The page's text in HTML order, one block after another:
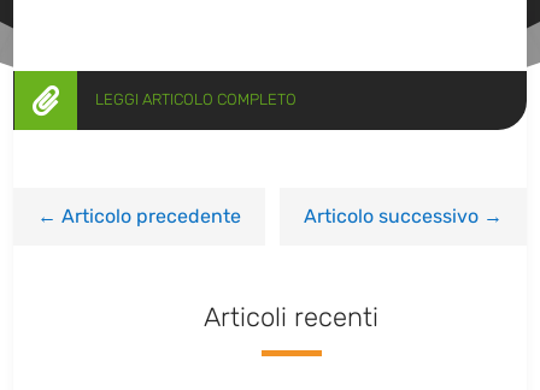
 LEGGI ARTICOLO COMPLETO
←Articolo precedente Articolo successivo→
Articoli recenti